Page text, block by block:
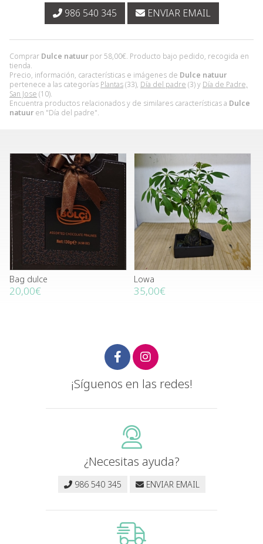
Comprar Dulce natuur por 58,00€. Producto bajo pedido, recogida en
tienda.
Precio, información, características e imágenes de Dulce natuur
pertenece a las categorías Plantas(33), Día del padre (3) y Día de Padre,
San Jose (10).
Encuentra productos relacionados y de similares características a Dulce
natuur en "Día del padre".
986 540 345 ENVIAR EMAIL
Bag dulce
20,00€
Lowa
35,00€
¡Síguenos en las redes!
¿Necesitas ayuda?
986 540 345 ENVIAR EMAIL